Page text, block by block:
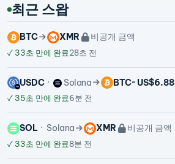
최근 스왑
BTC XMR 비공개 금액
✓ 33초 만에 완료28초 전
USDC Solana BTC~ US$6.88
✓ 35초 만에 완료6분 전
SOL Solana XMR 비공개 금액
✓ 33초 만에 완료8분 전